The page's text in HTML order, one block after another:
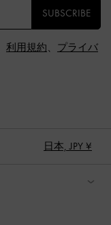
SUBSCRIBE
利用規約、 プライバ
日本, JPY ¥